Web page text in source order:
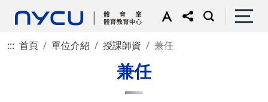
::: 首頁 單位介紹 授課師資 兼任
兼任